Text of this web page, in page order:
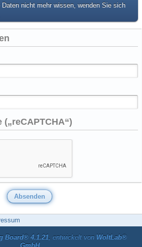
nicht mehr wissen, wenden Sie sich
Board® 4.1.21, entwickelt von WoltLab®
GmbH